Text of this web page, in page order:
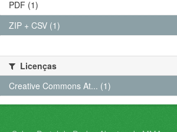
PDF (1)
ZIP + CSV (1)
Licenças
Creative Commons At... (1)